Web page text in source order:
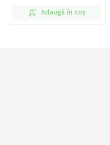
Adaugă în coș